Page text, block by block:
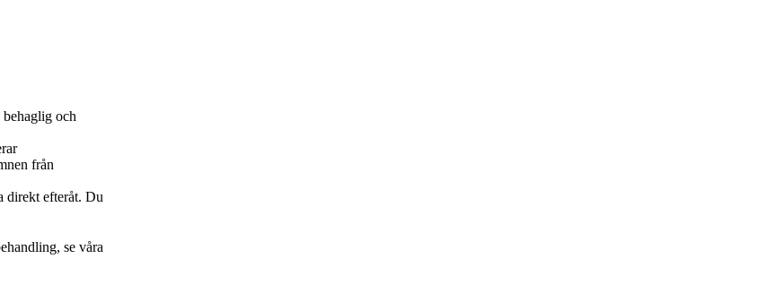
och
från
direkt efteråt. Du
se våra